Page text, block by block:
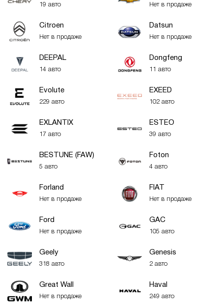
19 авто Нет в продаже
Citroen
Нет в продаже
Datsun
Нет в продаже
DEEPAL
14 авто
Dongfeng
11 авто
Evolute
229 авто
EXEED
102 авто
EXLANTIX
17 авто
ESTEO
39 авто
BESTUNE (FAW)
5 авто
Foton
4 авто
Forland
Нет в продаже
FIAT
Нет в продаже
Ford
Нет в продаже
GAC
105 авто
Geely
318 авто
Genesis
2 авто
Great Wall
Нет в продаже
Haval
249 авто